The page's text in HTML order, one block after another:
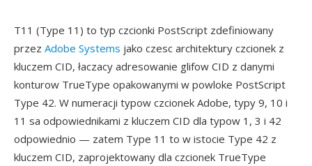
T11 (Type 11) to typ czcionki PostScript zdefiniowany
przez Adobe Systems jako czesc architektury czcionek z
kluczem CID, łaczacy adresowanie glifow CID z danymi
konturow TrueType opakowanymi w powloke PostScript
Type 42. W numeracji typow czcionek Adobe, typy 9, 10 i
11 sa odpowiednikami z kluczem CID dla typow 1, 3 i 42
odpowiednio — zatem Type 11 to w istocie Type 42 z
kluczem CID, zaprojektowany dla czcionek TrueType